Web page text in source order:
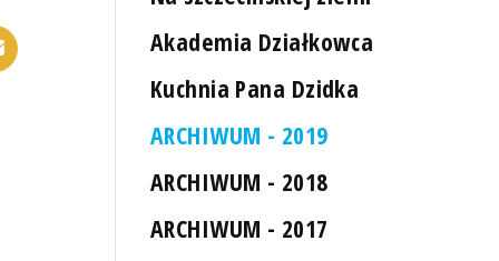
Akademia Działkowca
Kuchnia Pana Dzidka
ARCHIWUM - 2019
ARCHIWUM - 2018
ARCHIWUM - 2017